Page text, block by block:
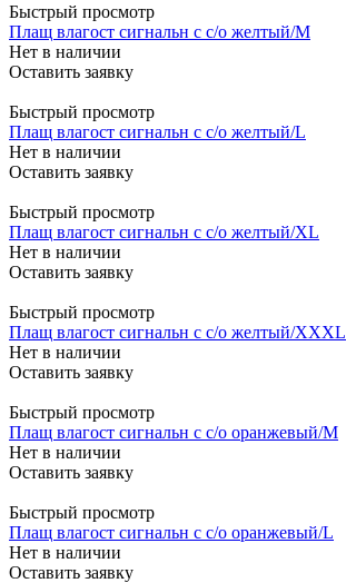
Быстрый просмотр
Плащ влагост сигнальн с с/о желтый/M
Нет в наличии
Оставить заявку
Быстрый просмотр
Плащ влагост сигнальн с с/о желтый/L
Нет в наличии
Оставить заявку
Быстрый просмотр
Плащ влагост сигнальн с с/о желтый/XL
Нет в наличии
Оставить заявку
Быстрый просмотр
Плащ влагост сигнальн с с/о желтый/XXXL
Нет в наличии
Оставить заявку
Быстрый просмотр
Плащ влагост сигнальн с с/о оранжевый/M
Нет в наличии
Оставить заявку
Быстрый просмотр
Плащ влагост сигнальн с с/о оранжевый/L
Нет в наличии
Оставить заявку